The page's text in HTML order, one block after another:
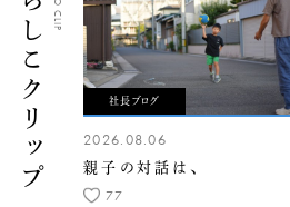
くらしこクリップ 社長ブログ
2026.08.06
親子の対話は、
77